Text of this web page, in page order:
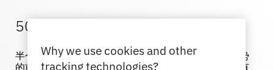
悬挂商品安全
企业伙伴关系
技术规格
50 年
半个世纪以来，我们一直走在识别和适应新兴市场趋势
的前沿，不断发展我们的业务战略，以抓住机遇，最有
Why we use cookies and other
tracking technologies?